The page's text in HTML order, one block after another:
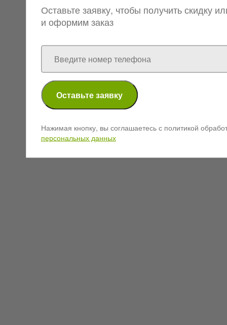
Оставьте заявку, чтобы получить скидку
и оформим заказ
Оставьте заявку
Нажимая кнопку, вы соглашаетесь с политикой
персональных данных